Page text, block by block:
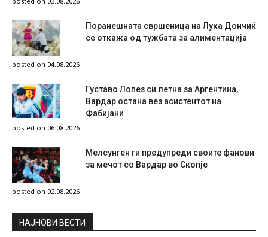
Поранешната свршеница на Лука Дончиќ
се откажа од тужбата за алиментација
posted on 04.08.2026
Густаво Лопез си летна за Аргентина,
Вардар остана вез асистентот на
Фабијани
posted on 06.08.2026
Мелсунген ги предупреди своите фанови
за мечот со Вардар во Скопје
posted on 02.08.2026
НAЈНОВИ ВЕСТИ